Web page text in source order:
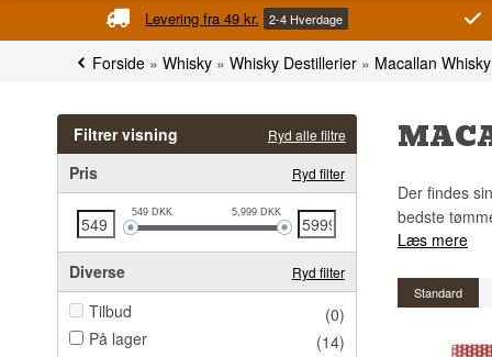
Levering fra 49 kr. 2-4 Hverdage
Forside » Whisky » Whisky Destillerier » Macallan Whisky
Filtrer visning Ryd alle filtre
Pris Ryd filter
549 DKK 5,999 DKK
Diverse Ryd filter
Tilbud
(0)
På lager
(14)
Der findes
bedste
Læs mere
Standard